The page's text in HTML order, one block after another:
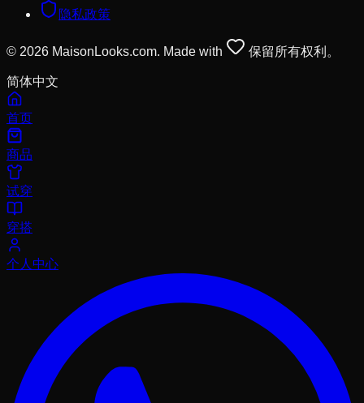
隐私政策
© 2026 MaisonLooks.com. Made with 保留所有权利。
简体中文
首页
商品
试穿
穿搭
个人中心